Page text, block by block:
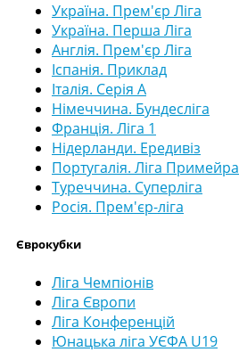
Україна. Прем'єр Ліга
Україна. Перша Ліга
Англія. Прем'єр Ліга
Іспанія. Приклад
Італія. Серія А
Німеччина. Бундесліга
Франція. Ліга 1
Нідерланди. Ередивіз
Португалія. Ліга Примейра
Туреччина. Суперліга
Росія. Прем'єр-ліга
Єврокубки
Ліга Чемпіонів
Ліга Європи
Ліга Конференцій
Юнацька ліга УЄФА U19